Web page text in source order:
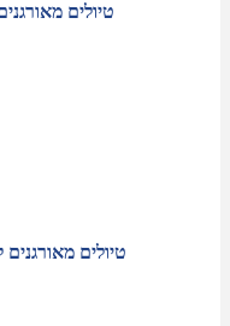
טיולים
טיולים